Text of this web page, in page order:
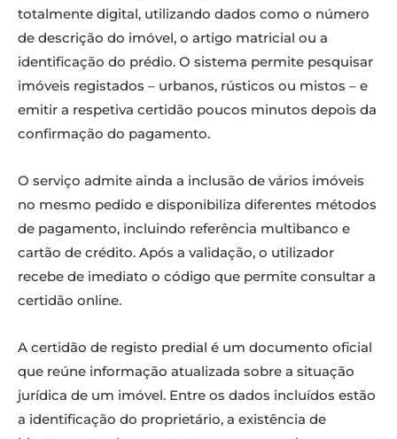
totalmente digital, utilizando dados como o número
de descrição do imóvel, o artigo matricial ou a
identificação do prédio. O sistema permite pesquisar
imóveis registados – urbanos, rústicos ou mistos – e
emitir a respetiva certidão poucos minutos depois da
confirmação do pagamento.
O serviço admite ainda a inclusão de vários imóveis
no mesmo pedido e disponibiliza diferentes métodos
de pagamento, incluindo referência multibanco e
cartão de crédito. Após a validação, o utilizador
recebe de imediato o código que permite consultar a
certidão online.
A certidão de registo predial é um documento oficial
que reúne informação atualizada sobre a situação
jurídica de um imóvel. Entre os dados incluídos estão
a identificação do proprietário, a existência de